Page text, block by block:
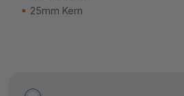
25mm Kern